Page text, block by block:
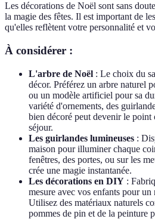
Les décorations de Noël sont sans
la magie des fêtes. Il est important de
qu'elles reflètent votre personnalité et
À considérer :
L'arbre de Noël : Le choix du
décor. Préférez un arbre naturel
ou un modèle artificiel pour sa
variété d'ornements, des
bien décoré peut devenir le point
séjour.
Les guirlandes lumineuses :
maison pour illuminer chaque
fenêtres, des portes, ou sur les
crée une magie instantanée.
Les décorations en DIY :
mesure avec vos enfants pour
Utilisez des matériaux naturels
pommes de pin et de la peinture